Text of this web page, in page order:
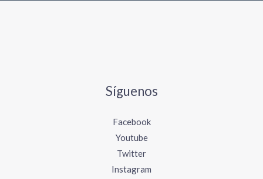
Síguenos
Facebook
Youtube
Twitter
Instagram